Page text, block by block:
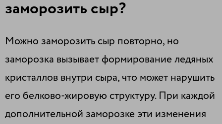
заморозить сыр?
Можно заморозить сыр повторно, но
заморозка вызывает формирование ледяных
кристаллов внутри сыра, что может нарушить
его белково-жировую структуру. При каждой
дополнительной заморозке эти изменения